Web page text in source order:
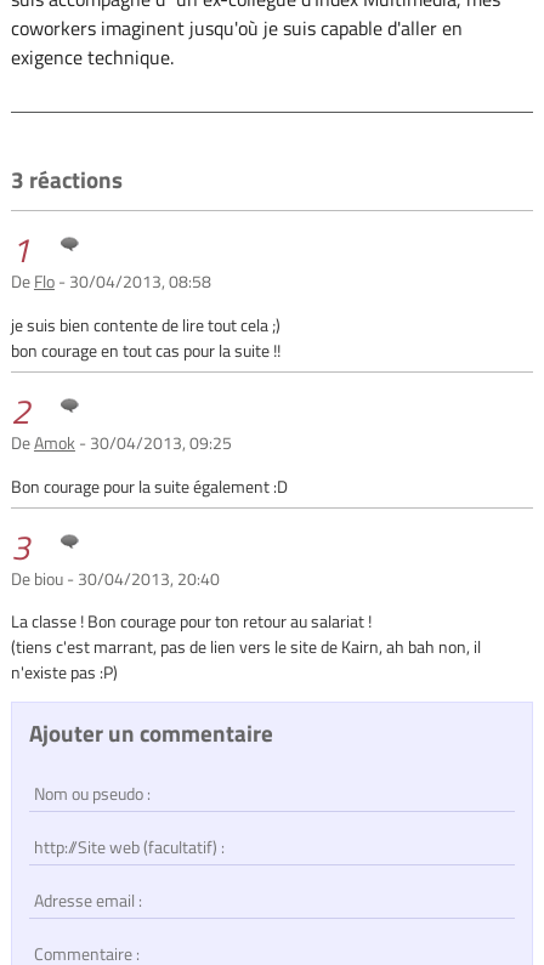
coworkers imaginent jusqu'où je suis capable d'aller en
exigence technique.
3 réactions
1
DeFlo- 30/04/2013, 08:58
je suis bien contente de lire tout cela ;)
bon courage en tout cas pour la suite !!
2
DeAmok - 30/04/2013, 09:25
Bon courage pour la suite également :D
3
De biou - 30/04/2013, 20:40
La classe ! Bon courage pour ton retour au salariat !
(tiens c'est marrant, pas de lien vers le site de Kairn, ah bah non, il
n'existe pas :P)
Ajouter un commentaire